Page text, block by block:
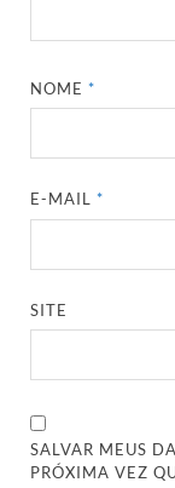
NOME*
E-MAIL*
SITE
SALVAR MEUS
PRÓXIMA VEZ